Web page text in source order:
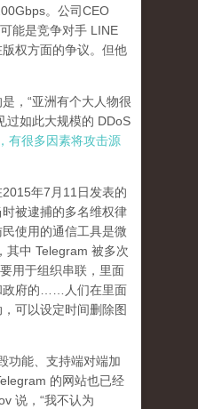
。公司CEO
能是竞争对手 LINE
权方面的争议。但他
，“亚洲有个大人物很
过如此大规模的 DDoS
有很多因素将攻击源
年7月11日发表的
被逮捕的多名维权律
使用的通信工具是微
其中 Telegram 被多次
要用于组织串联，里面
政府的……人们在里面
可以设定时间删除图
功能、支持端对端加
的网站也已经
说，“我不认为